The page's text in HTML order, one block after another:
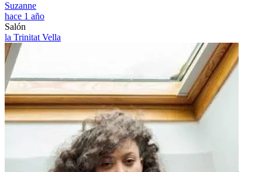
Suzanne
hace 1 año
Salón
la Trinitat Vella